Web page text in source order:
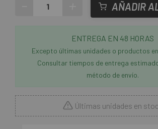
AÑADIR
ENTREGA EN 48 HORAS
Excepto últimas unidades o productos
Consultar tiempos de entrega
método de envío.
Últimas unidades en